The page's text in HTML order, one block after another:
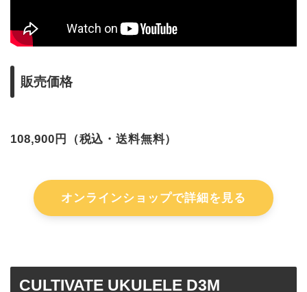
販売価格
108,900円（税込・送料無料）
オンラインショップで詳細を見る
CULTIVATE UKULELE D3M